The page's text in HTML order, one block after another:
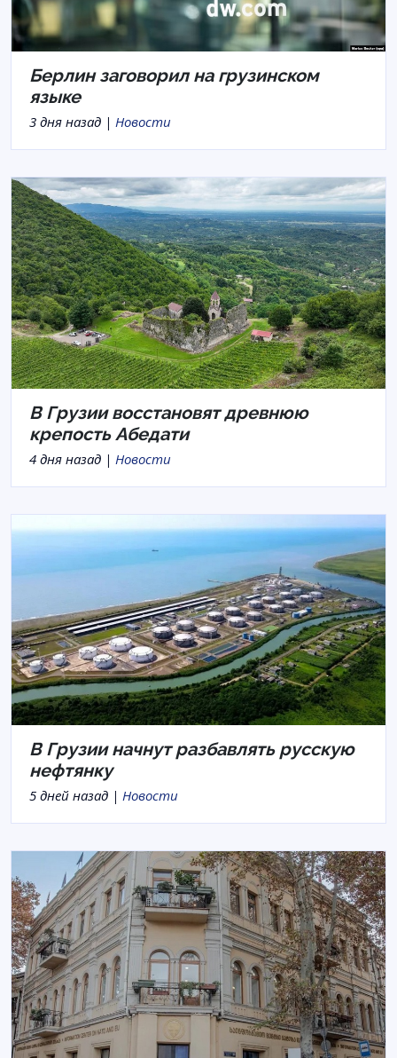
Берлин заговорил на грузинском
языке
3 дня назад | Новости
В Грузии восстановят древнюю
крепость Абедати
4 дня назад | Новости
В Грузии начнут разбавлять русскую
нефтянку
5 дней назад | Новости